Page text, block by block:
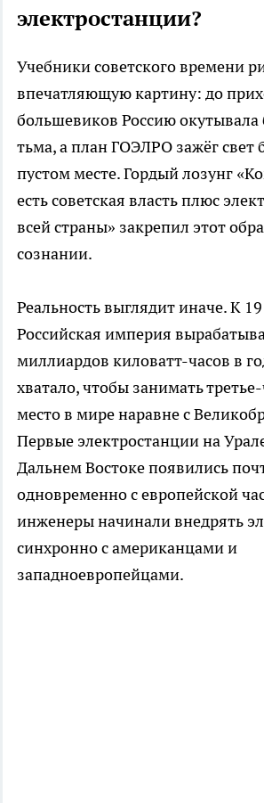
электростанции?
Учебники советского времени
впечатляющую картину: до
большевиков Россию окутывала
тьма, а план ГОЭЛРО зажёг свет
пустом месте. Гордый лозунг
есть советская власть плюс
всей страны» закрепил этот
сознании.
Реальность выглядит иначе. К
Российская империя
миллиардов киловатт-часов в
хватало, чтобы занимать
место в мире наравне с
Первые электростанции на
Дальнем Востоке появились
одновременно с европейской
инженеры начинали внедрять
синхронно с американцами и
западноевропейцами.